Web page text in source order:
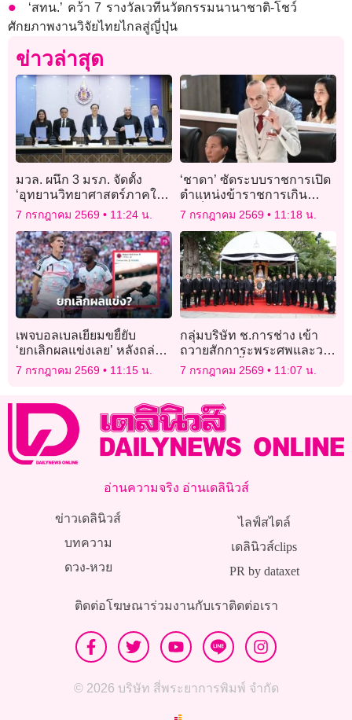
‘สทน.’ คว้า 7 รางวัลเวทีนวัตกรรมนานาชาติ-โชว์
ศักยภาพงานวิจัยไทยไกลสู่ญี่ปุ่น
ข่าวล่าสุด
มวล. ผนึก 3 มรภ. จัดตั้ง
‘อุทยานวิทยาศาสตร์ภาคใต้
ตอนบน’ ยกระดับนวัตกรรม-
เศรษฐกิจภูมิภาคครบวงจร
7 กรกฎาคม 2569 11:24 น.
‘ชาดา’ ซัดระบบราชการเปิด
ตำแหน่งข้าราชการเกิน
จำเป็น ทำงบฯ กำลังคนพุ่ง
กว่าล้านล้าน จี้ทบทวน
7 กรกฎาคม 2569 11:18 น.
เพจบอลเบลเยียมขยี้ยับ
‘ยกเลิกผลแข่งเลย’ หลังถล่ม
‘สหรัฐฯ’
7 กรกฎาคม 2569 11:15 น.
กลุ่มบริษัท ช.การช่าง เข้า
ถวายสักการะพระศพและวาง
พวงมาลาเบื้องหน้าพระรูป
สมเด็จพระเจ้าลูกเธอ เจ้าฟ้า
7 กรกฎาคม 2569 11:07 น.
อ่านความจริง อ่านเดลินิวส์
ข่าวเดลินิวส์
บทความ
ดวง-หวย
ไลฟ์สไตล์
เดลินิวส์clips
PR by dataxet
ติดต่อโฆษณาร่วมงานกับเราติดต่อเรา
© 2026 บริษัท สี่พระยาการพิมพ์ จำกัด